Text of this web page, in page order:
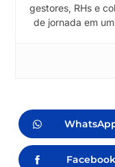
gestores, RHs e
de jornada em
Facebook